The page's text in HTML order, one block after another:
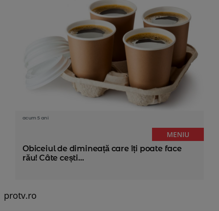
acum 5 ani
MENIU
Obiceiul de dimineață care îți poate face
rău! Câte cești...
protv.ro